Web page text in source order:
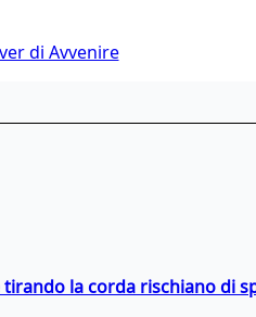
di Avvenire
la corda rischiano di